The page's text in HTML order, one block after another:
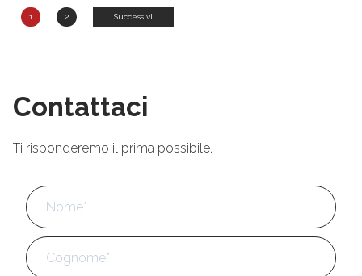
Paginazione
1 2 Successivi
Contattaci
Ti risponderemo il prima possibile.
Nome *